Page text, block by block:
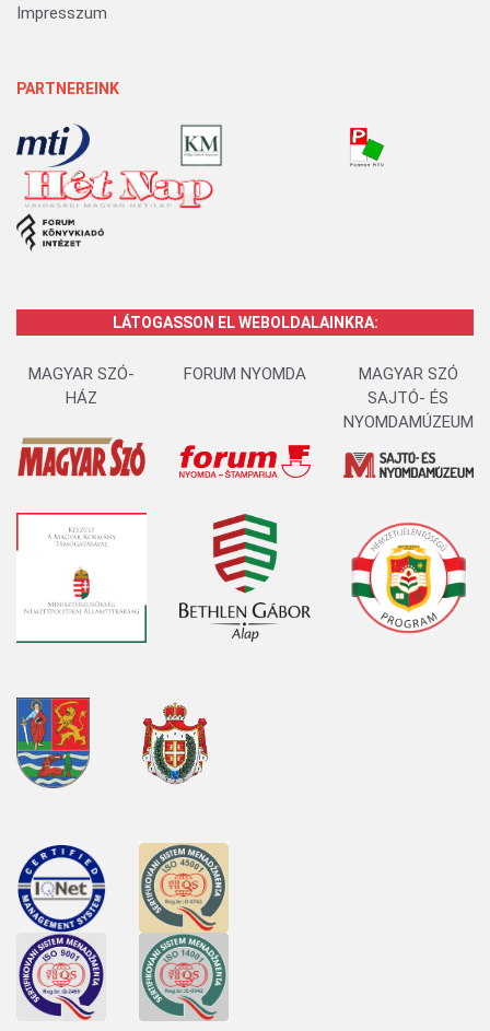
Impresszum
PARTNEREINK
LÁTOGASSON EL WEBOLDALAINKRA:
MAGYAR SZÓ-
HÁZ
FORUM NYOMDA
MAGYAR SZÓ
SAJTÓ- ÉS
NYOMDAMÚZEUM